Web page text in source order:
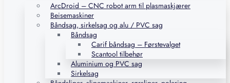
ArcDroid – CNC robot arm til plasmaskjærer
Beisemaskiner
Båndsag, sirkelsag og alu / PVC sag
Båndsag
Carif båndsag – Førstevalget
Scantool tilbehør
Aluminium og PVC sag
Sirkelsag